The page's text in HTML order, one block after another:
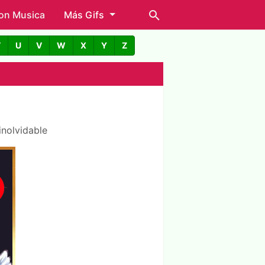
Musica Más Gifs
U V W X Y Z